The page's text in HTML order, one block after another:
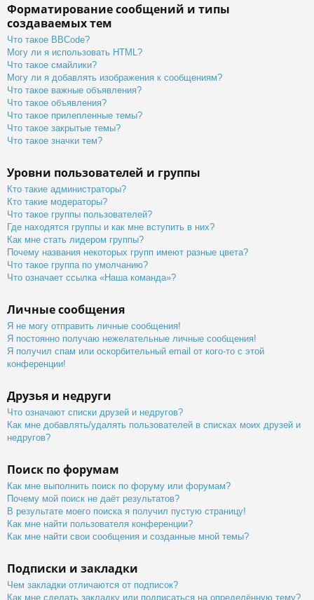
Форматирование сообщений и типы
создаваемых тем
Что такое BBCode?
Могу ли я использовать HTML?
Что такое смайлики?
Могу ли я добавлять изображения к сообщениям?
Что такое важные объявления?
Что такое объявления?
Что такое прилепленные темы?
Что такое закрытые темы?
Что такое значки тем?
Уровни пользователей и группы
Кто такие администраторы?
Кто такие модераторы?
Что такое группы пользователей?
Где находятся группы и как мне вступить в них?
Как мне стать лидером группы?
Почему названия некоторых групп имеют разные цвета?
Что такое группа по умолчанию?
Что означает ссылка «Наша команда»?
Личные сообщения
Я не могу отправить личные сообщения!
Я постоянно получаю нежелательные личные сообщения!
Я получил спам или оскорбительный email от кого-то с этой
конференции!
Друзья и недруги
Что означают списки друзей и недругов?
Как мне добавлять/удалять пользователей в списках моих друзей и
недругов?
Поиск по форумам
Как мне выполнить поиск по форуму или форумам?
Почему мой поиск не даёт результатов?
В результате моего поиска я получил пустую страницу!
Как мне найти пользователя конференции?
Как мне найти свои сообщения и созданные мной темы?
Подписки и закладки
Чем закладки отличаются от подписок?
Как мне сделать закладку или подписаться на определённую тему?